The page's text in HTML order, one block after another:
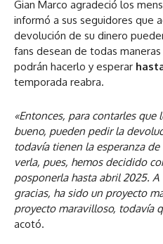
Gian Marco agradeció los
informó a sus seguidores que
devolución de su dinero
fans desean de todas
podrán hacerlo y esperar
temporada reabra.
«Entonces, para contarles que
bueno, pueden pedir la
todavía tienen la esperanza
verla, pues, hemos decidido
posponerla hasta abril 2025.
gracias, ha sido un proyecto
proyecto maravilloso, todavía
acotó.